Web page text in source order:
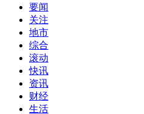
要闻
关注
地市
综合
滚动
快讯
资讯
财经
生活